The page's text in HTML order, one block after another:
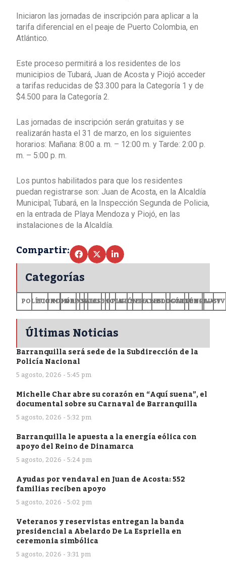
Iniciaron las jornadas de inscripción para aplicar a la
tarifa diferencial en el peaje de Puerto Colombia, en
Atlántico.
Este proceso permitirá a los residentes de los
municipios de Tubará, Juan de Acosta y Piojó acceder
a tarifas reducidas de $3.300 para la Categoría 1 y de
$4.500 para la Categoría 2.
Las jornadas de inscripción serán gratuitas y se
realizarán hasta el 31 de marzo, en los siguientes
horarios: Mañana: 8:00 a. m. – 12:00 m. y Tarde: 2:00 p.
m. – 5:00 p. m.
Los puntos habilitados para que los residentes
puedan registrarse son: Juan de Acosta, en la Alcaldía
Municipal; Tubará, en la Inspección Segunda de Policia,
en la entrada de Playa Mendoza y Piojó, en las
instalaciones de la Alcaldía.
Compartir:
Categorías
POLÍTICA
ECONOMÍA
MUNDODEPORTES
SALUDCIENCIA
OPINIÓN
GENERALES
TECNOLOGÍA
EDUCACIÓN
CULTURA+CV
Últimas Noticias
Barranquilla será sede de la Subdirección de la
Policía Nacional
5 agosto, 2026 - 5:45 pm
Michelle Char abre su corazón en “Aquí suena”, el
documental sobre su Carnaval de Barranquilla
5 agosto, 2026 - 5:32 pm
Barranquilla le apuesta a la energía eólica con
apoyo del Reino de Dinamarca
5 agosto, 2026 - 5:24 pm
Ayudas por vendaval en Juan de Acosta: 552
familias reciben apoyo
5 agosto, 2026 - 5:02 pm
Veteranos y reservistas entregan la banda
presidencial a Abelardo De La Espriella en
ceremonia simbólica
5 agosto, 2026 - 3:31 pm